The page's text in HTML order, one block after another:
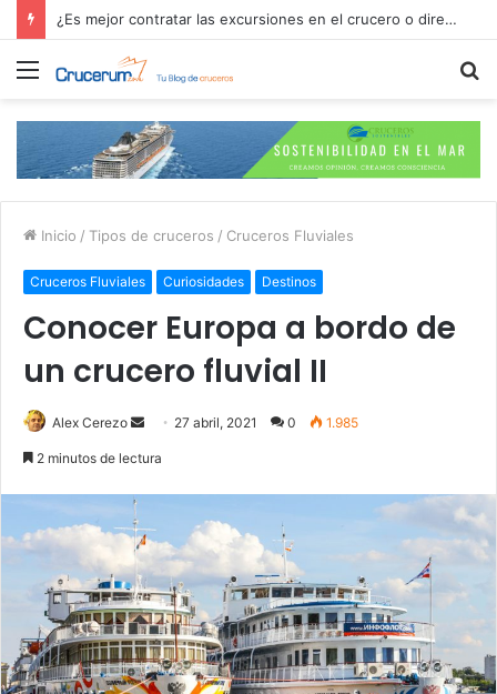
¿Es mejor contratar las excursiones en el crucero o directamente en el puerto?
Menú
Inicio / Tipos de cruceros / Cruceros Fluviales
Cruceros Fluviales Curiosidades Destinos
Conocer Europa a bordo de
un crucero fluvial II
Alex Cerezo
Send 27 abril, 2021 0 1.985
2 minutos de lectura